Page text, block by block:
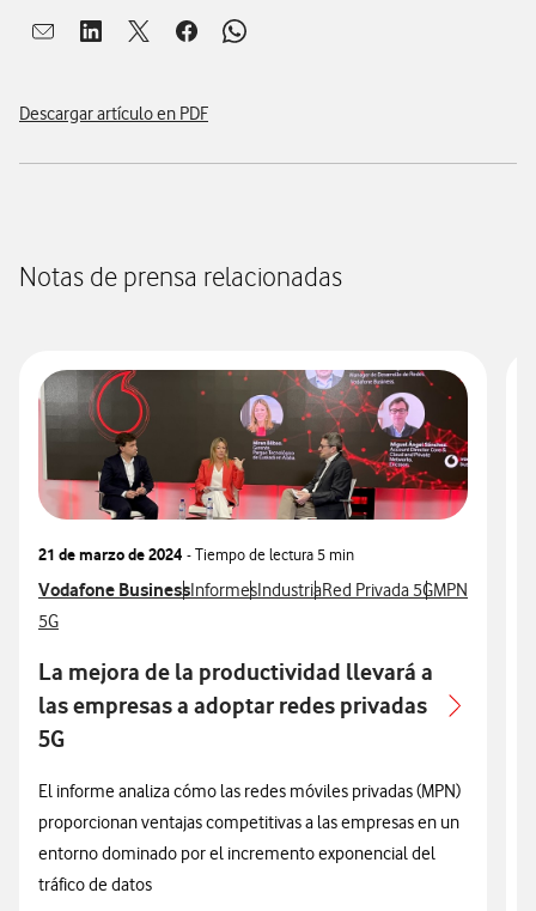
Abrir ventana para compartir en mail
Abrir ventana para compartir en linkedin
Abrir ventana para compartir en twitter
Abrir ventana para compartir en facebook
Abrir ventana para compartir en
Descargar artículo en PDF
Notas de prensa relacionadas
21 de marzo de 2024 - Tiempo de lectura5 min
Ver más notas de prensa relacionados con
Vodafone BusinessVer más notas de prensa relacionados con
InformesVer más notas de prensa
IndustriaVer más notas de prensa
Red Privada 5GVer más
MPN
Ver más notas de prensa relacionados con
5G
La mejora de la productividad llevará a
las empresas a adoptar redes privadas
5G
El informe analiza cómo las redes móviles privadas (MPN)
proporcionan ventajas competitivas a las empresas en un
entorno dominado por el incremento exponencial del
tráfico de datos